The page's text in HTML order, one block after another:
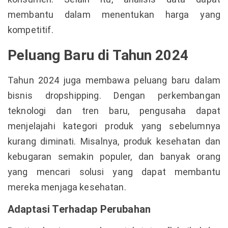
membantu dalam menentukan harga yang
kompetitif.
Peluang Baru di Tahun 2024
Tahun 2024 juga membawa peluang baru dalam
bisnis dropshipping. Dengan perkembangan
teknologi dan tren baru, pengusaha dapat
menjelajahi kategori produk yang sebelumnya
kurang diminati. Misalnya, produk kesehatan dan
kebugaran semakin populer, dan banyak orang
yang mencari solusi yang dapat membantu
mereka menjaga kesehatan.
Adaptasi Terhadap Perubahan